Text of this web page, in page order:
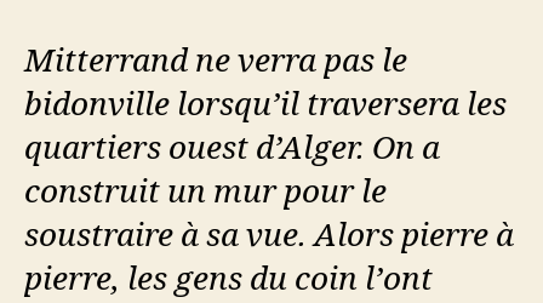
Mitterrand ne verra pas le
bidonville lorsqu’il traversera les
quartiers ouest d’Alger. On a
construit un mur pour le
soustraire à sa vue. Alors pierre à
pierre, les gens du coin l’ont